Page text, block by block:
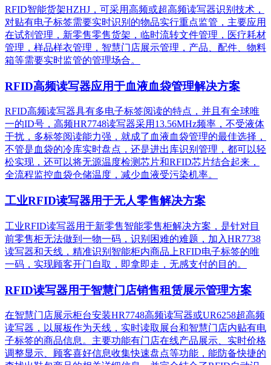
RFID智能货架HZHJ，可采用高频或超高频读写器识别技术，
对贴有电子标签需要实时识别的物品实行重点监管，主要应用
在试剂管理，新零售零售货架，临时流转文件管理，医疗耗材
管理，样品样衣管理，智慧门店展示管理，产品、配件、物料
箱等需要实时监管的管理场合。
RFID高频读写器应用于血液血袋管理解决方案
RFID高频读写器具有多电子标签阅读的特点，并且有全球唯
一的ID号，高频HR7748读写器采用13.56MHz频率，不受液体
干扰，多标签阅读能力强，就成了血液血袋管理的最佳选择，
不管是血袋的冷库实时盘点，还是进出库识别管理，都可以轻
松实现，还可以将无源温度检测芯片和RFID芯片结合起来，
全流程监控血袋仓储温度，减少血液受污染机率。
工业RFID读写器用于无人零售解决方案
工业RFID读写器用于新零售智能零售柜解决方案，是针对目
前零售柜无法做到一物一码，识别困难的难题，加入HR7738
读写器和天线，精准识别​智能柜内商品上RFID电子标签的唯
一码，实现顾客开门自取，即拿即走，无感支付的目的。
RFID读写器用于智慧门店销售租赁展示管理方案
在智慧门店展示柜台安装HR7748高频读写器或UR6258超高频
读写器，以展板作为天线，实时读取展台和智慧门店内贴有电
子标签的商品信息。主要功能有门店在线产品展示、实时价格
调整显示、顾客喜好信息收集快速盘点等功能，能防备快捷的